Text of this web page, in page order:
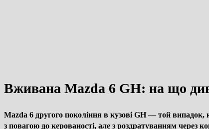
Вживана Mazda 6 GH: на що
Mazda 6 другого покоління в кузові GH — той випадок,
з повагою до керованості, але з роздратуванням через